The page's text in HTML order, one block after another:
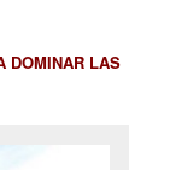
DOMINAR LAS